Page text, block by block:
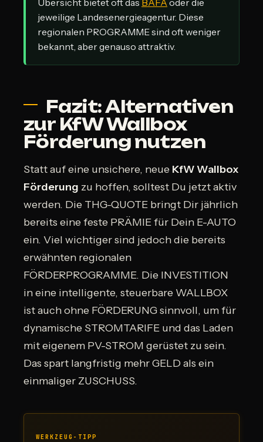
jeweilige Landesenergieagentur. Diese
regionalen PROGRAMME sind oft weniger
bekannt, aber genauso attraktiv.
Fazit: Alternativen
zur KfW Wallbox
Förderung nutzen
Statt auf eine unsichere, neue KfW Wallbox
Förderung zu hoffen, solltest Du jetzt aktiv
werden. Die THG-QUOTE bringt Dir jährlich
bereits eine feste PRÄMIE für Dein E-AUTO
ein. Viel wichtiger sind jedoch die bereits
erwähnten regionalen
FÖRDERPROGRAMME. Die INVESTITION
in eine intelligente, steuerbare WALLBOX
ist auch ohne FÖRDERUNG sinnvoll, um für
dynamische STROMTARIFE und das Laden
mit eigenem PV-STROM gerüstet zu sein.
Das spart langfristig mehr GELD als ein
einmaliger ZUSCHUSS.
WERKZEUG-TIPP